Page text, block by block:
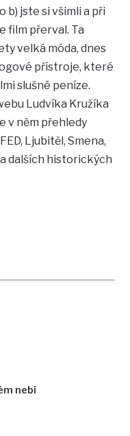
nebi
b) jste si všimli a při
film přerval. Ta
velká móda, dnes
přístroje, které
slušné peníze.
Ludvíka Kružíka
v něm přehledy
Ljubitěl, Smena,
dalších historických